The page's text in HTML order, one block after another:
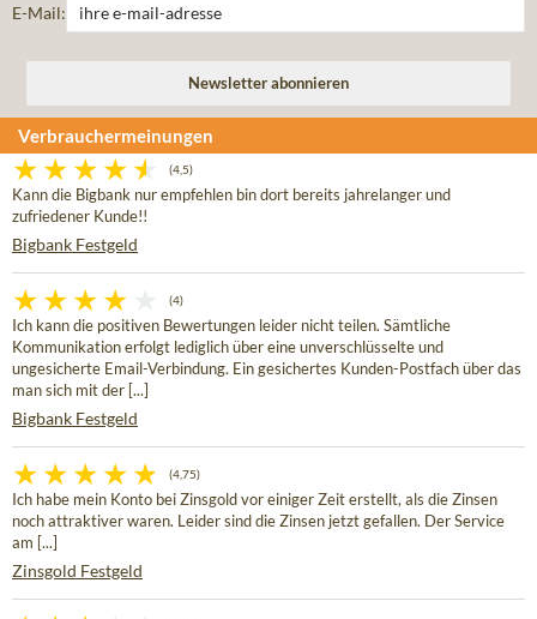
E-Mail:
Verbrauchermeinungen
(4,5)
Kann die Bigbank nur empfehlen bin dort bereits jahrelanger und
zufriedener Kunde!!
Bigbank Festgeld
(4)
Ich kann die positiven Bewertungen leider nicht teilen. Sämtliche
Kommunikation erfolgt lediglich über eine unverschlüsselte und
ungesicherte Email-Verbindung. Ein gesichertes Kunden-Postfach über das
man sich mit der [...]
Bigbank Festgeld
(4,75)
Ich habe mein Konto bei Zinsgold vor einiger Zeit erstellt, als die Zinsen
noch attraktiver waren. Leider sind die Zinsen jetzt gefallen. Der Service
am [...]
Zinsgold Festgeld